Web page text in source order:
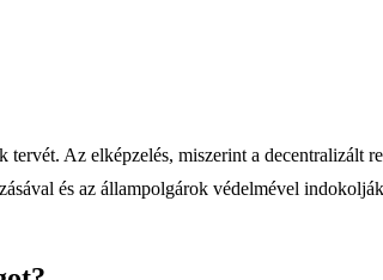
Az elképzelés, miszerint a decentralizált
és az állampolgárok védelmével